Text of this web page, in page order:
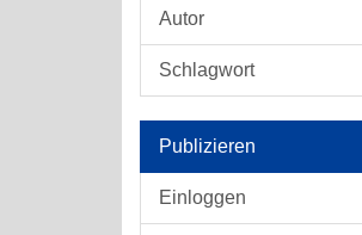
Autor
Schlagwort
Publizieren
Einloggen